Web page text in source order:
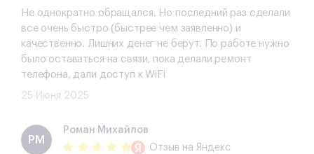
Не однократно обращался. Но последний раз сделали
все очень быстро (быстрее чем заявленно) и
качественно. Лишних денег не берут. По работе нужно
было оставаться на связи, пока делали ремонт
телефона, дали доступ к WiFi
25 Июня 2025
РМ
Роман Михайлов
Отзыв на Яндекс